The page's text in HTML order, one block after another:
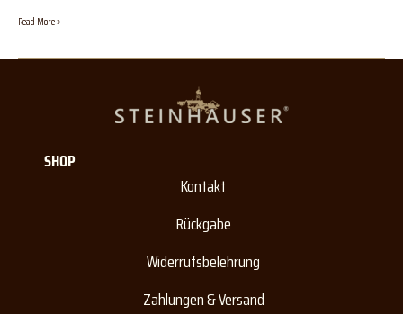
Read More »
SHOP
Kontakt
Rückgabe
Widerrufsbelehrung
Zahlungen & Versand